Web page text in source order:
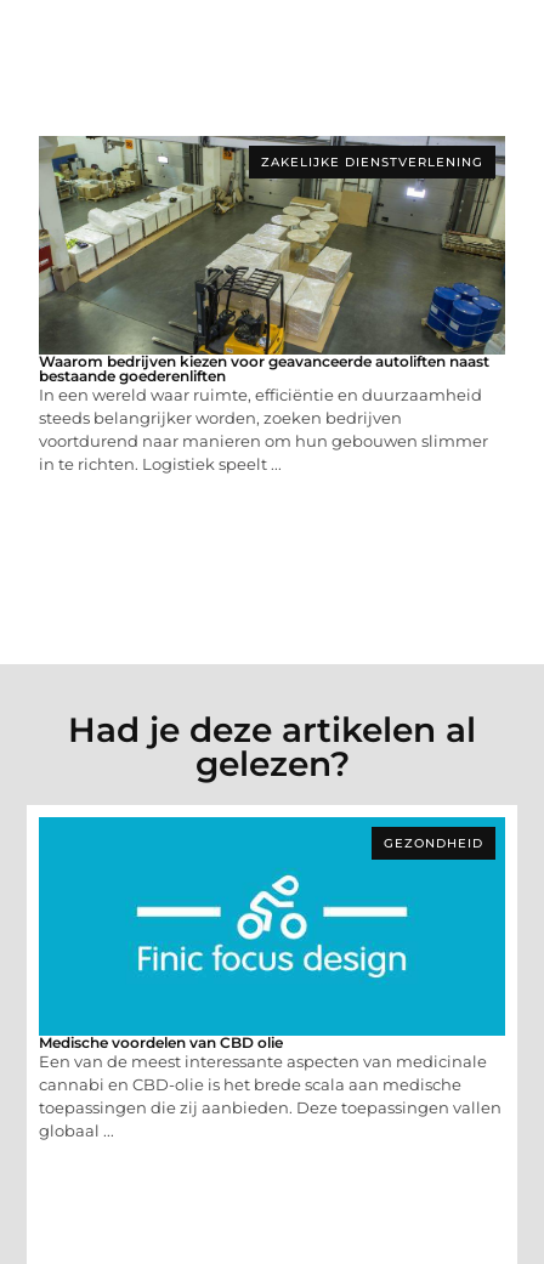
ZAKELIJKE DIENSTVERLENING
Waarom bedrijven kiezen voor geavanceerde autoliften naast
bestaande goederenliften
In een wereld waar ruimte, efficiëntie en duurzaamheid
steeds belangrijker worden, zoeken bedrijven
voortdurend naar manieren om hun gebouwen slimmer
in te richten. Logistiek speelt ...
Had je deze artikelen al
gelezen?
GEZONDHEID
Medische voordelen van CBD olie
Een van de meest interessante aspecten van medicinale
cannabi en CBD-olie is het brede scala aan medische
toepassingen die zij aanbieden. Deze toepassingen vallen
globaal ...